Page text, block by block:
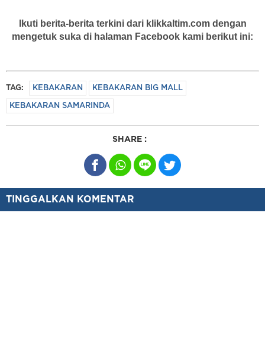
Ikuti berita-berita terkini dari klikkaltim.com dengan
mengetuk suka di halaman Facebook kami berikut ini:
TAG: KEBAKARAN KEBAKARAN BIG MALL
KEBAKARAN SAMARINDA
SHARE :
TINGGALKAN KOMENTAR